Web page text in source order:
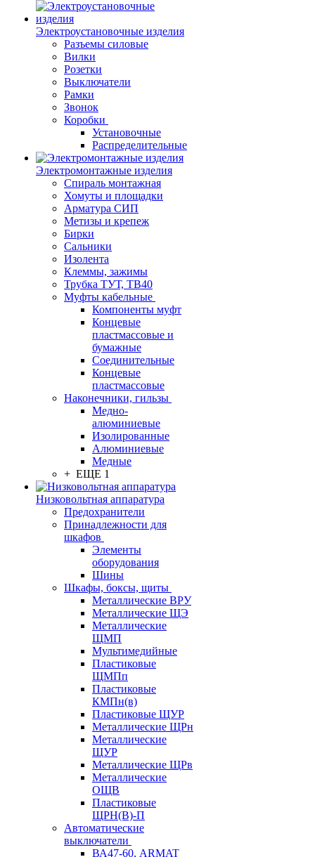
Электроустановочные изделия
Разъемы силовые
Вилки
Розетки
Выключатели
Рамки
Звонок
Коробки
Установочные
Распределительные
Электромонтажные изделия
Спираль монтажная
Хомуты и площадки
Арматура СИП
Метизы и крепеж
Бирки
Сальники
Изолента
Клеммы, зажимы
Трубка ТУТ, ТВ40
Муфты кабельные
Компоненты муфт
Концевые
пластмассовые и
бумажные
Соединительные
Концевые
пластмассовые
Наконечники, гильзы
Медно-
алюминиевые
Изолированные
Алюминиевые
Медные
+ ЕЩЕ 1
Низковольтная аппаратура
Предохранители
Принадлежности для
шкафов
Элементы
оборудования
Шины
Шкафы, боксы, щиты
Металлические ВРУ
Металлические ЩЭ
Металлические
ЩМП
Мультимедийные
Пластиковые
ЩМПп
Пластиковые
КМПн(в)
Пластиковые ЩУР
Металлические ЩРн
Металлические
ЩУР
Металлические ЩРв
Металлические
ОЩВ
Пластиковые
ЩРН(В)-П
Автоматические
выключатели
ВА47-60, ARMAT